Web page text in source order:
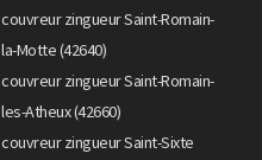
couvreur zingueur Saint-Romain-
la-Motte (42640)
couvreur zingueur Saint-Romain-
les-Atheux (42660)
couvreur zingueur Saint-Sixte